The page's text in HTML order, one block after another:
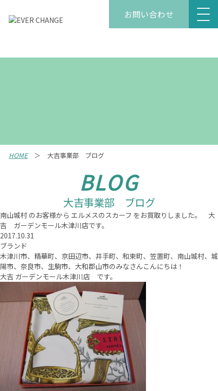
お問い合わせ
HOME 大吉事業部 ブログ
BLOG
大吉事業部 ブログ
南山城村 のお客様から エルメスのスカーフ をお買取りしました。 大
吉 ガーデンモール木津川店です。
2017.10.31
ブランド
木津川市、精華町、京田辺市、井手町、和束町、笠置町、南山城村、城
陽市、奈良市、生駒市、大和郡山市のみなさんこんにちは！
大吉 ガーデンモール木津川店 です。